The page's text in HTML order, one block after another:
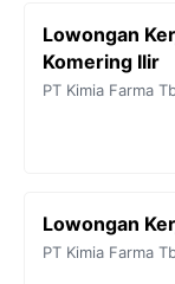
Lowongan
Komering Ilir
PT Kimia Farma
Lowongan
PT Kimia Farma